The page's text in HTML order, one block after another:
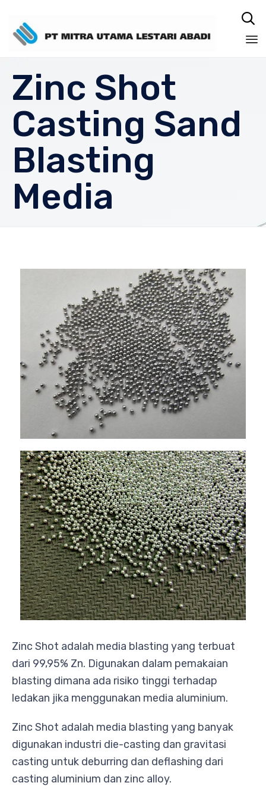

Zinc Shot
Casting Sand
Blasting
Media
Zinc Shot adalah media blasting yang terbuat
dari 99,95% Zn. Digunakan dalam pemakaian
blasting dimana ada risiko tinggi terhadap
ledakan jika menggunakan media aluminium.
Zinc Shot adalah media blasting yang banyak
digunakan industri die-casting dan gravitasi
casting untuk deburring dan deflashing dari
casting aluminium dan zinc alloy.